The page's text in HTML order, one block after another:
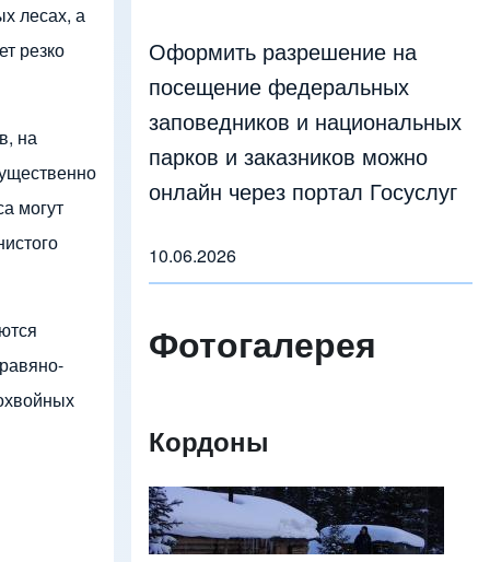
лесах, а
резко
на
могут
Оформить разрешение на
посещение федеральных
заповедников и национальных
парков и заказников можно
онлайн через портал Госуслуг
10.06.2026
Фотогалерея
Кордоны